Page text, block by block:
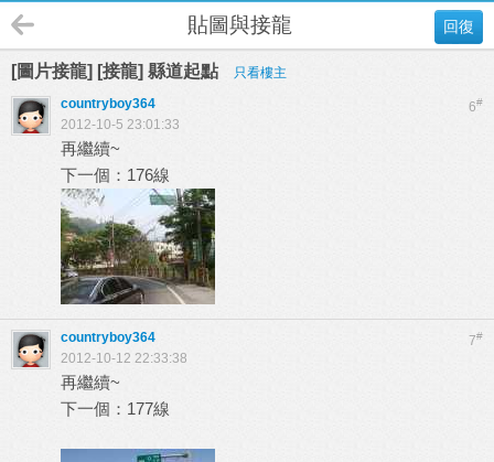
回復
貼圖與接龍
[圖片接龍] [接龍] 縣道起點 只看樓主
6#
countryboy364
2012-10-5 23:01:33
再繼續~
下一個：176線
7#
countryboy364
2012-10-12 22:33:38
再繼續~
下一個：177線